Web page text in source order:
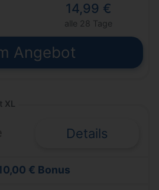
14,99 €
alle 28 Tage
Angebot
XL
Details
€ Bonus